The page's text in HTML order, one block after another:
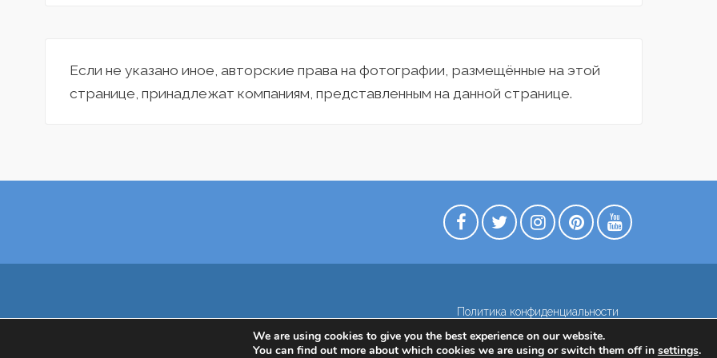
Если не указано иное, авторские права на фотографии, размещённые на этой
странице, принадлежат компаниям, представленным на данной странице.
Политика конфиденциальности
We are using cookies to give you the best experience on our website.
You can find out more about which cookies we are using or switch them off in settings.